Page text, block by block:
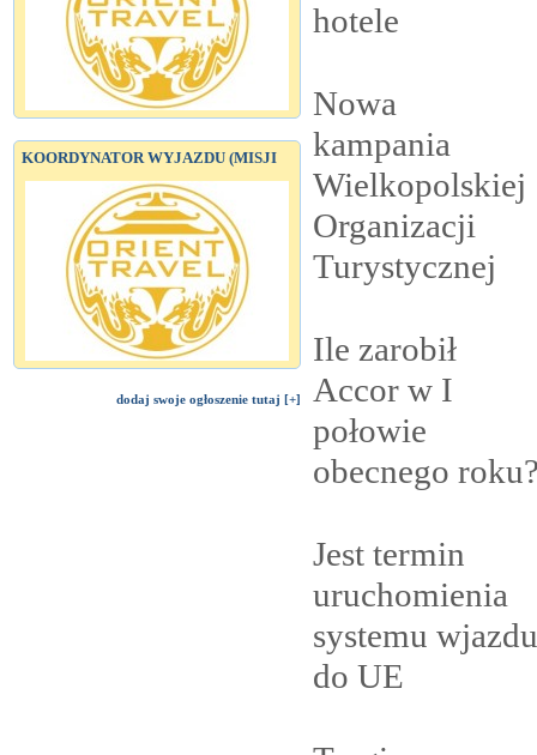
KOORDYNATOR WYJAZDU (MISJI
dodaj swoje ogłoszenie tutaj [+]
hotele
Nowa
kampania
Wielkopolskiej
Organizacji
Turystycznej
Ile zarobił
Accor w I
połowie
obecnego
Jest termin
uruchomienia
systemu wjazdu
do UE